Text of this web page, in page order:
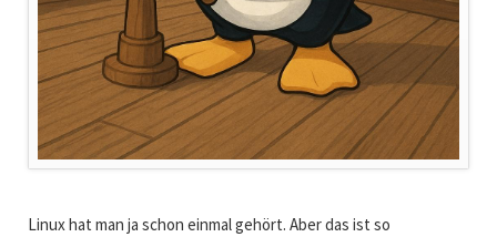
Linux hat man ja schon einmal gehört. Aber das ist so